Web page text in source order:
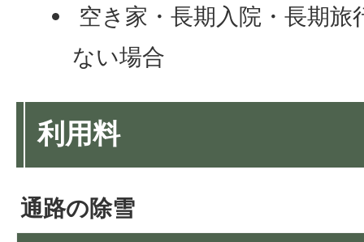
空き家・長期入院・長期
ない場合
利用料
通路の除雪